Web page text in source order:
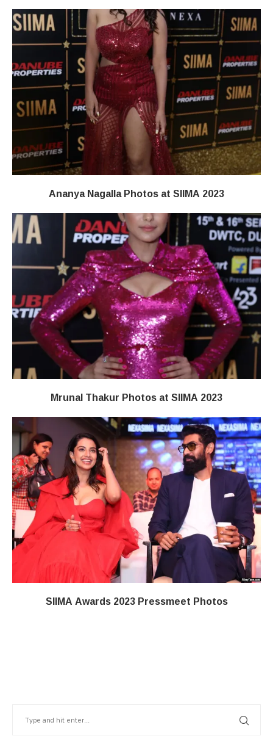
Ananya Nagalla Photos at SIIMA 2023
Mrunal Thakur Photos at SIIMA 2023
SIIMA Awards 2023 Pressmeet Photos